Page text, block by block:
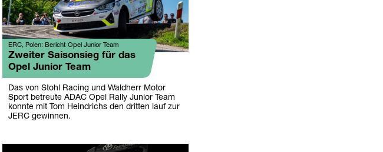
ERC, Polen: Bericht Opel Junior Team
Zweiter Saisonsieg für das
Opel Junior Team
Das von Stohl Racing und Waldherr Motor
Sport betreute ADAC Opel Rally Junior Team
konnte mit Tom Heindrichs den dritten lauf zur
JERC gewinnen.